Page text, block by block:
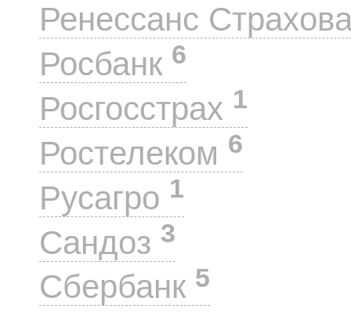
Ренессанс
Росбанк 6
Росгосстрах 1
Ростелеком 6
Русагро 1
Сандоз 3
Сбербанк 5